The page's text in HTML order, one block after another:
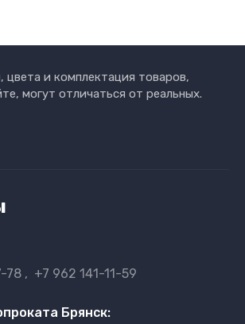
цвета и комплектация товаров,
могут отличаться от реальных.
78
+7 962 141-11-59
Брянск: